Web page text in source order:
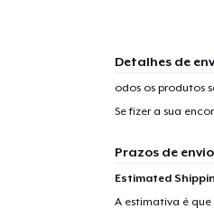
Detalhes de
odos os produtos
Se fizer a sua
Prazos de
Estimated
A estimativa é que